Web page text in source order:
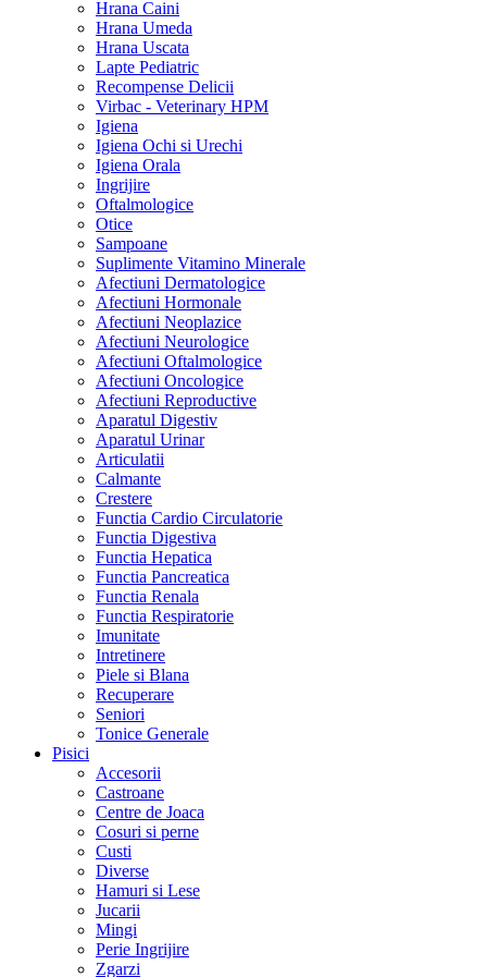
Hrana Caini
Hrana Umeda
Hrana Uscata
Lapte Pediatric
Recompense Delicii
Virbac - Veterinary HPM
Igiena
Igiena Ochi si Urechi
Igiena Orala
Ingrijire
Oftalmologice
Otice
Sampoane
Suplimente Vitamino Minerale
Afectiuni Dermatologice
Afectiuni Hormonale
Afectiuni Neoplazice
Afectiuni Neurologice
Afectiuni Oftalmologice
Afectiuni Oncologice
Afectiuni Reproductive
Aparatul Digestiv
Aparatul Urinar
Articulatii
Calmante
Crestere
Functia Cardio Circulatorie
Functia Digestiva
Functia Hepatica
Functia Pancreatica
Functia Renala
Functia Respiratorie
Imunitate
Intretinere
Piele si Blana
Recuperare
Seniori
Tonice Generale
Pisici
Accesorii
Castroane
Centre de Joaca
Cosuri si perne
Custi
Diverse
Hamuri si Lese
Jucarii
Mingi
Perie Ingrijire
Zgarzi